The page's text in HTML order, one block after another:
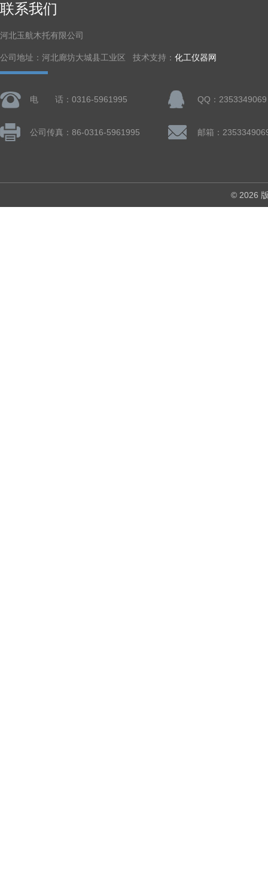
联系我们
河北玉航木托有限公司
公司地址：河北廊坊大城县工业区 技术支持： 化工仪器网
电 话：0316-5961995 QQ：2353349069
公司传真：86-0316-5961995 邮箱：
© 2026